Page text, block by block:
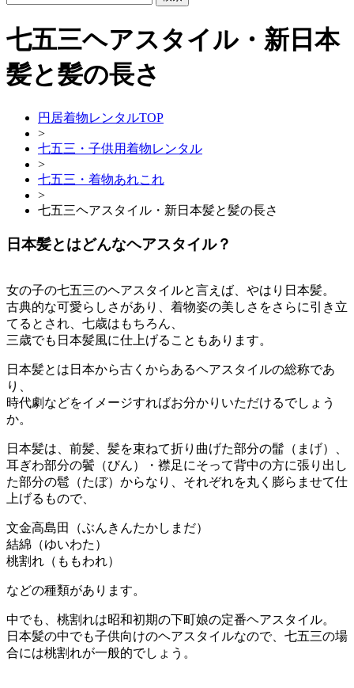
七五三ヘアスタイル・新日本
髪と髪の長さ
円居着物レンタルTOP
>
七五三・子供用着物レンタル
>
七五三・着物あれこれ
>
七五三ヘアスタイル・新日本髪と髪の長さ
日本髪とはどんなヘアスタイル？
女の子の七五三のヘアスタイルと言えば、やはり日本髪。
古典的な可愛らしさがあり、着物姿の美しさをさらに引き立
てるとされ、七歳はもちろん、
三歳でも日本髪風に仕上げることもあります。
日本髪とは日本から古くからあるヘアスタイルの総称であ
り、
時代劇などをイメージすればお分かりいただけるでしょう
か。
日本髪は、前髪、髪を束ねて折り曲げた部分の髷（まげ）、
耳ぎわ部分の鬢（びん）・襟足にそって背中の方に張り出し
た部分の髱（たぼ）からなり、それぞれを丸く膨らませて仕
上げるもので、
文金高島田（ぶんきんたかしまだ）
結綿（ゆいわた）
桃割れ（ももわれ）
などの種類があります。
中でも、桃割れは昭和初期の下町娘の定番ヘアスタイル。
日本髪の中でも子供向けのヘアスタイルなので、七五三の場
合には桃割れが一般的でしょう。